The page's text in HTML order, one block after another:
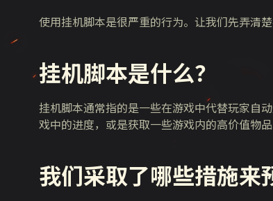
使用挂机脚本是很严重的行为。让我们先弄清
挂机脚本是什么？
挂机脚本通常指的是一些在游戏中代替玩家自
戏中的进度，或是获取一些游戏内的高价值物品
我们采取了哪些措施来